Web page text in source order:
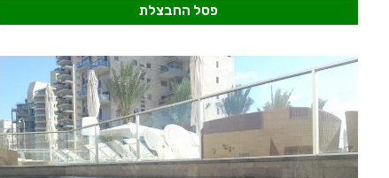
פסל החבצלת